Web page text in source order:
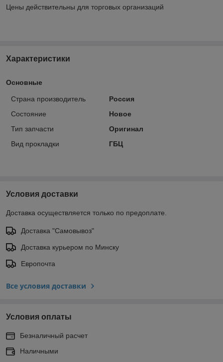
Цены действительны для торговых организаций
Характеристики
Основные
Страна производитель
Россия
Состояние
Новое
Тип запчасти
Оригинал
Вид прокладки
ГБЦ
Условия доставки
Доставка осуществляется только по предоплате.
Доставка "Самовывоз"
Доставка курьером по Минску
Европочта
Все условия доставки
Условия оплаты
Безналичный расчет
Наличными